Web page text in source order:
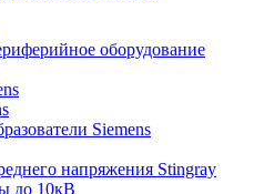
оборудование
Siemens
напряжения Stingray
до 10кВ